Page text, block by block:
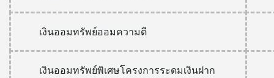
เงินออมทรัพย์ออมความดี
เงินออมทรัพย์พิเศษโครงการระดมเงินฝาก